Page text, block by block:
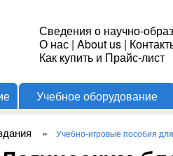
Сведения о научно-
О нас | About us |
Как купить и Прайс-лист
Учебное оборудование
» Учебно-игровые пособия